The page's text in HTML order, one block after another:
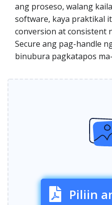
ang proseso, walang
software, kaya praktikal
conversion at consistent
Secure ang pag-handle
binubura pagkatapos
Piliin